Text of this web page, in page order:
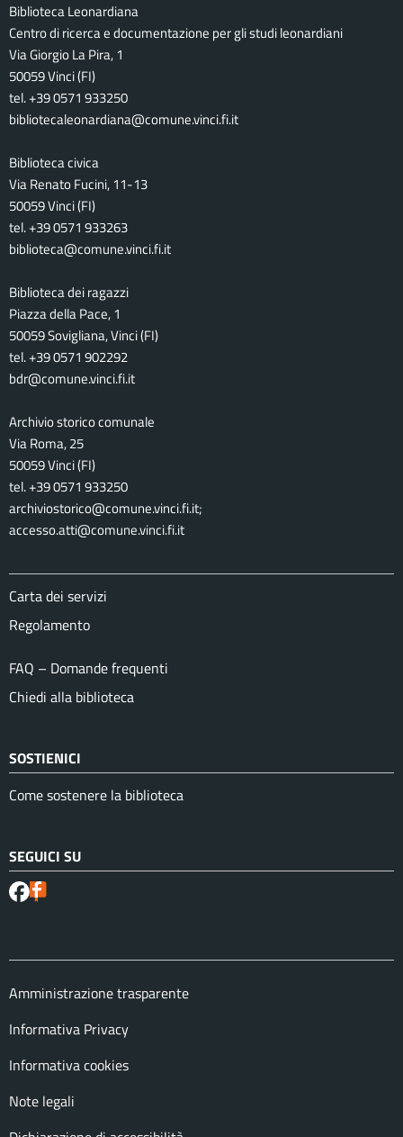
Biblioteca Leonardiana
Centro di ricerca e documentazione per gli studi leonardiani
Via Giorgio La Pira, 1
50059 Vinci (FI)
tel. +39 0571 933250
bibliotecaleonardiana@comune.vinci.fi.it
Biblioteca civica
Via Renato Fucini, 11-13
50059 Vinci (FI)
tel. +39 0571 933263
biblioteca@comune.vinci.fi.it
Biblioteca dei ragazzi
Piazza della Pace, 1
50059 Sovigliana, Vinci (FI)
tel. +39 0571 902292
bdr@comune.vinci.fi.it
Archivio storico comunale
Via Roma, 25
50059 Vinci (FI)
tel. +39 0571 933250
archiviostorico@comune.vinci.fi.it;
accesso.atti@comune.vinci.fi.it
Carta dei servizi
Regolamento
FAQ – Domande frequenti
Chiedi alla biblioteca
SOSTIENICI
Come sostenere la biblioteca
SEGUICI SU
Amministrazione trasparente
Informativa Privacy
Informativa cookies
Note legali